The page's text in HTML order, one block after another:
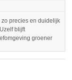
precies en duidelijk
blijft
groener